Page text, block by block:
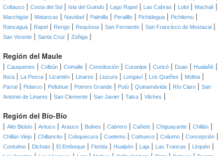
Coltauco | Costa del Sol | Isla del Guindo | Lago Rapel | Las Cabras | Lolol | Machalí |
Marchigüe | Matanzas | Navidad | Palmilla | Peralillo | Pichidegua | Pichilemu |
Rancagua | Rapel | Rengo | Requínoa | San Fernando | San Francisco de Mostazal |
San Vicente | Santa Cruz | Zúñiga |
Región del Maule
| Cauquenes | Colbún | Comalle | Constitución | Curanipe | Curicó | Duao | Hualañé |
Iloca | La Pesca | Licantén | Linares | Liucura | Longaví | Los Queñes | Molina |
Parral | Pelarco | Pelluhue | Potrero Grande | Putú | Quinamávida | Río Claro | San
Antonio de Linares | San Clemente | San Javier | Talca | Vilches |
Región del Bío-Bío
| Alto Biobío | Antuco | Arauco | Bulnes | Cabrero | Cañete | Chiguayante | Chillán |
Chillán Viejo | Chillancito | Cobquecura | Coelemu | Coihueco | Coliumo | Concepción |
Contulmo | Dichato | El Emboque | Florida | Hualpén | Laja | Las Trancas | Lirquén |